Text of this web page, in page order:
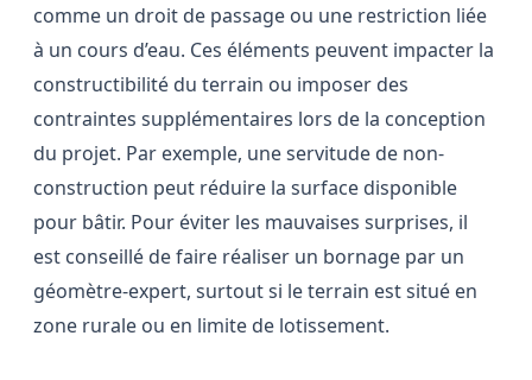
comme un droit de passage ou une restriction liée
à un cours d’eau. Ces éléments peuvent impacter la
constructibilité du terrain ou imposer des
contraintes supplémentaires lors de la conception
du projet. Par exemple, une servitude de non-
construction peut réduire la surface disponible
pour bâtir. Pour éviter les mauvaises surprises, il
est conseillé de faire réaliser un bornage par un
géomètre-expert, surtout si le terrain est situé en
zone rurale ou en limite de lotissement.